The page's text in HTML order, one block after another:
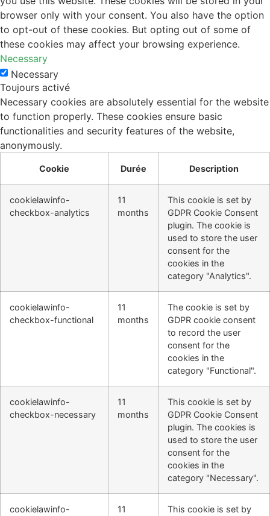
browser only with your consent. You also have the option
to opt-out of these cookies. But opting out of some of
these cookies may affect your browsing experience.
Necessary
Necessary
Toujours activé
Necessary cookies are absolutely essential for the website
to function properly. These cookies ensure basic
functionalities and security features of the website,
anonymously.
Cookie Durée Description
cookielawinfo-
checkbox-analytics
11
months
This cookie is set by
GDPR Cookie Consent
plugin. The cookie is
used to store the user
consent for the
cookies in the
category "Analytics".
cookielawinfo-
checkbox-functional
11
months
The cookie is set by
GDPR cookie consent
to record the user
consent for the
cookies in the
category "Functional".
cookielawinfo-
checkbox-necessary
11
months
This cookie is set by
GDPR Cookie Consent
plugin. The cookies is
used to store the user
consent for the
cookies in the
category "Necessary".
cookielawinfo-
11
This cookie is set by